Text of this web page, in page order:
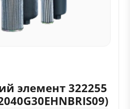
элемент 322255